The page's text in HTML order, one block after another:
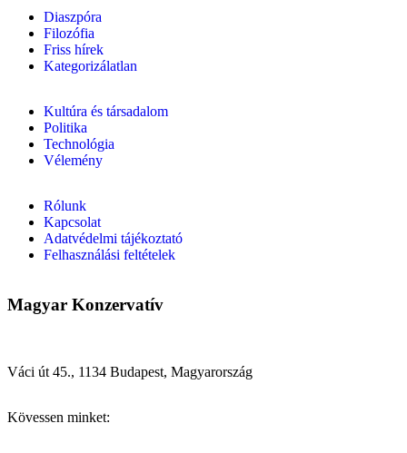
Diaszpóra
Filozófia
Friss hírek
Kategorizálatlan
Kultúra és társadalom
Politika
Technológia
Vélemény
Rólunk
Kapcsolat
Adatvédelmi tájékoztató
Felhasználási feltételek
Kövessen minket:
Magyar Konzervatív
Váci út 45., 1134 Budapest, Magyarország